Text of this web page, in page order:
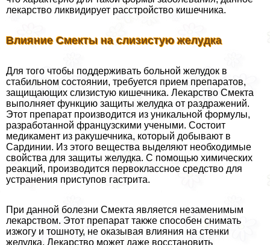
лекарство ликвидирует расстройство кишечника.
Влияние Смекты на слизистую желудка
Для того чтобы поддерживать больной желудок в
стабильном состоянии, требуется прием препаратов,
защищающих слизистую кишечника. Лекарство Смекта
выполняет функцию защиты желудка от раздражений.
Этот препарат производится из уникальной формулы,
разработанной французскими учеными. Состоит
медикамент из paкушечника, который добывают в
Сардинии. Из этого вещества выделяют необходимые
свойства для защиты желудка. С помощью химических
реакций, производится первоклассное средство для
устранения приступов гастрита.
При данной болезни Смекта является незаменимым
лекарством. Этот препарат также способен снимать
изжогу и тошноту, не оказывая влияния на стенки
желудка. Лекарство может даже восстановить